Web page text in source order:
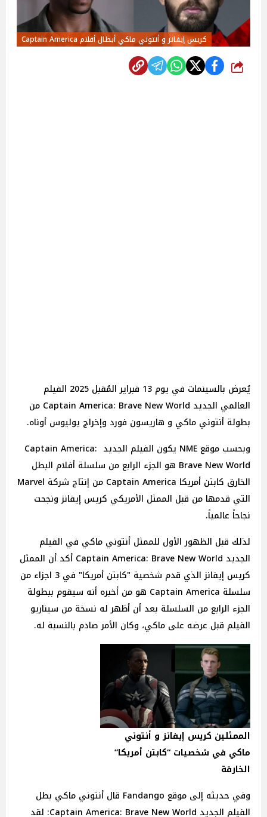
كريس إيفانز و أنتوني ماكي أبطال أفلام Captain America
شارك
يُعرض بالسينمات في يوم 13 فبراير المُقبل 2025 الفيلم
العالمي الجديد Captain America: Brave New World من
بطولة أنتوني ماكي و هاريسون فورد وإخراج يوليوس أوناه.
وبحسب موقع NME يكون الفيلم الجديد Captain America:
Brave New World هو الجزء الرابع من سلسلة أفلام البطل
الخارق كابتن أمريكا Captain America من إنتاج شركة Marvel
التي قدمها من قبل الممثل الأمريكي كريس إيفانز ونجحت
نجاحاً عالمياً.
لذلك قبل الظهور الأول للممثل أنتوني ماكي في الفيلم
الجديد Captain America: Brave New World أكد أن الممثل
كريس إيفانز الذي قدم شخصية "كابتن أمريكا" في 3 اجزاء من
سلسلة Captain America هو من أخبره أنه سيقوم ببطولة
الجزء الرابع من السلسلة بعد أن أظهر له نسخة من سيناريو
الفيلم قبل عرضه على ماكي، وكان الأمر صادم بالنسبة له.
الممثلين كريس إيفانز و أنتوني
ماكي في شخصيات “كابتن أمريكا”
الخارقة
وفي حديثه إلى موقع Fandango قال أنتوني ماكي بطل
الفيلم الجديد Captain America: Brave New World: لقد